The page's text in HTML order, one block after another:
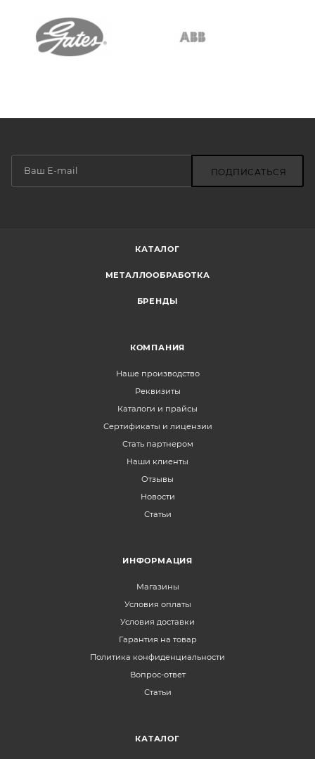
ПОДПИСАТЬСЯ
КАТАЛОГ
МЕТАЛЛООБРАБОТКА
БРЕНДЫ
КОМПАНИЯ
Наше производство
Реквизиты
Каталоги и прайсы
Сертификаты и лицензии
Стать партнером
Наши клиенты
Отзывы
Новости
Статьи
ИНФОРМАЦИЯ
Магазины
Условия оплаты
Условия доставки
Гарантия на товар
Политика конфиденциальности
Вопрос-ответ
Статьи
КАТАЛОГ